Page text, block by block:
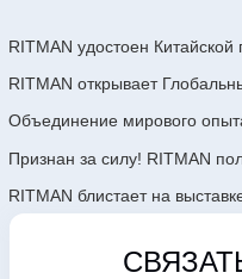
RITMAN удостоен